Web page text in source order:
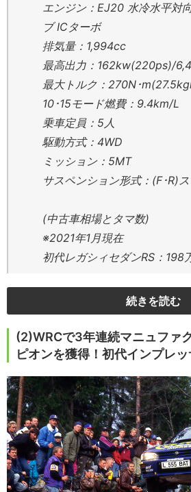
エンジン：EJ20 水冷水平対
ブ ICターボ
排気量：1,994cc
最高出力：162kw(220ps)/
最大トルク：270N･
10･15モード燃費：9.4km/L
乗車定員：5人
駆動方式：4WD
ミッション：5MT
サスペンション形式：(F･R)
(中古車相場とタマ数)
※2021年1月現在
初代レガシィセダンRS：
続きを読む
(2)WRCで3年連続マニュファ
ピオンを獲得！初代インプレ